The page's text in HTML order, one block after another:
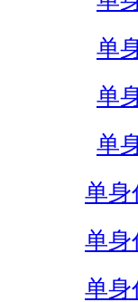
单
单
单
单身
单身
单身